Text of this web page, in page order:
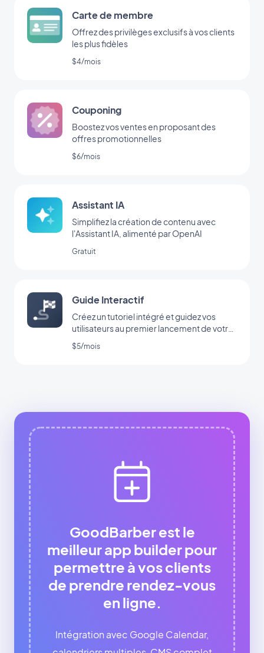
Carte de membre
Offrez des privilèges exclusifs à vos clients
les plus fidèles
$4/mois
Couponing
Boostez vos ventes en proposant des
offres promotionnelles
$6/mois
Assistant IA
Simplifiez la création de contenu avec
l'Assistant IA, alimenté par OpenAI
Gratuit
Guide Interactif
Créez un tutoriel intégré et guidez vos
utilisateurs au premier lancement de votre
app
$5/mois
GoodBarber est le
meilleur app builder pour
permettre à vos clients
de prendre rendez-vous
en ligne.
Intégration avec Google Calendar,